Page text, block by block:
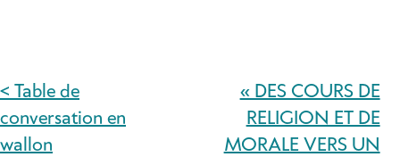
NAVIGATION
DE
< Table de
conversation en
wallon
« DES COURS DE
RELIGION ET DE
MORALE VERS UN